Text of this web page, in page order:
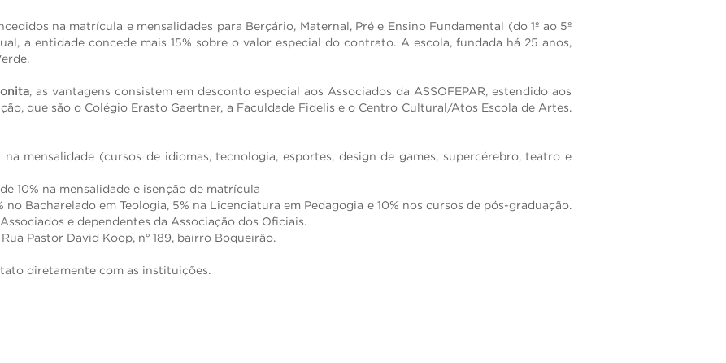
na matrícula e mensalidades para Berçário, Maternal, Pré e Ensino Fundamental (do 1º ao 5º
a entidade concede mais 15% sobre o valor especial do contrato. A escola, fundada há 25 anos,
, as vantagens consistem em desconto especial aos Associados da ASSOFEPAR, estendido aos
que são o Colégio Erasto Gaertner, a Faculdade Fidelis e o Centro Cultural/Atos Escola de Artes.
mensalidade (cursos de idiomas, tecnologia, esportes, design de games, supercérebro, teatro e
10% na mensalidade e isenção de matrícula
Bacharelado em Teologia, 5% na Licenciatura em Pedagogia e 10% nos cursos de pós-graduação.
e dependentes da Associação dos Oficiais.
Pastor David Koop, nº 189, bairro Boqueirão.
diretamente com as instituições.